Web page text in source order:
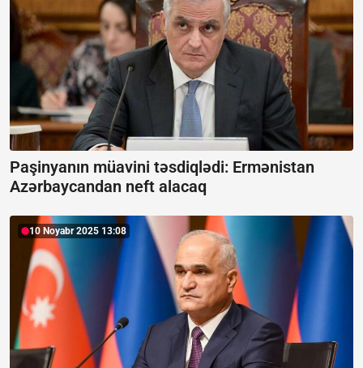
Paşinyanın müavini təsdiqlədi: Ermənistan
Azərbaycandan neft alacaq
10 Noyabr 2025 13:08